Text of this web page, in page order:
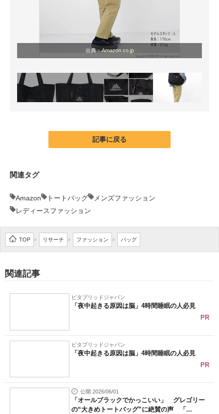
出典：Amazon.co.jp
記事に戻る
関連タグ
Amazon トートバッグ
メンズファッション
レディースファッション
TOP > リサーチ > ファッション > バッグ
関連記事
ビタブリッドジャパン
「夜中起きる原因は脳」4時間睡眠の人必見
PR
ビタブリッドジャパン
「夜中起きる原因は脳」4時間睡眠の人必見
PR
公開 2026/06/01
「オールブラックでかっこいい」 グレゴリー
の“大きめトートバッグ”に絶賛の声 「...